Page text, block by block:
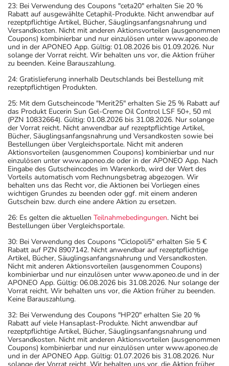
23: Bei Verwendung des Coupons "ceta20" erhalten Sie 20 %
Rabatt auf ausgewählte Cetaphil-Produkte. Nicht anwendbar auf
rezeptpflichtige Artikel, Bücher, Säuglingsanfangsnahrung und
Versandkosten. Nicht mit anderen Aktionsvorteilen (ausgenommen
Coupons) kombinierbar und nur einzulösen unter www.aponeo.de
und in der APONEO App. Gültig: 01.08.2026 bis 01.09.2026. Nur
solange der Vorrat reicht. Wir behalten uns vor, die Aktion früher
zu beenden. Keine Barauszahlung.
24: Gratislieferung innerhalb Deutschlands bei Bestellung mit
rezeptpflichtigen Produkten.
25: Mit dem Gutscheincode "Merit25" erhalten Sie 25 % Rabatt auf
das Produkt Eucerin Sun Gel-Creme Oil Control LSF 50+, 50 ml
(PZN 10832664). Gültig: 01.08.2026 bis 31.08.2026. Nur solange
der Vorrat reicht. Nicht anwendbar auf rezeptpflichtige Artikel,
Bücher, Säuglingsanfangsnahrung und Versandkosten sowie bei
Bestellungen über Vergleichsportale. Nicht mit anderen
Aktionsvorteilen (ausgenommen Coupons) kombinierbar und nur
einzulösen unter www.aponeo.de oder in der APONEO App. Nach
Eingabe des Gutscheincodes im Warenkorb, wird der Wert des
Vorteils automatisch vom Rechnungsbetrag abgezogen. Wir
behalten uns das Recht vor, die Aktionen bei Vorliegen eines
wichtigen Grundes zu beenden oder ggf. mit einem anderen
Gutschein bzw. durch eine andere Aktion zu ersetzen.
26: Es gelten die aktuellen Teilnahmebedingungen. Nicht bei
Bestellungen über Vergleichsportale.
30: Bei Verwendung des Coupons "Ciclopoli5" erhalten Sie 5 €
Rabatt auf PZN 8907142. Nicht anwendbar auf rezeptpflichtige
Artikel, Bücher, Säuglingsanfangsnahrung und Versandkosten.
Nicht mit anderen Aktionsvorteilen (ausgenommen Coupons)
kombinierbar und nur einzulösen unter www.aponeo.de und in der
APONEO App. Gültig: 06.08.2026 bis 31.08.2026. Nur solange der
Vorrat reicht. Wir behalten uns vor, die Aktion früher zu beenden.
Keine Barauszahlung.
32: Bei Verwendung des Coupons "HP20" erhalten Sie 20 %
Rabatt auf viele Hansaplast-Produkte. Nicht anwendbar auf
rezeptpflichtige Artikel, Bücher, Säuglingsanfangsnahrung und
Versandkosten. Nicht mit anderen Aktionsvorteilen (ausgenommen
Coupons) kombinierbar und nur einzulösen unter www.aponeo.de
und in der APONEO App. Gültig: 01.07.2026 bis 31.08.2026. Nur